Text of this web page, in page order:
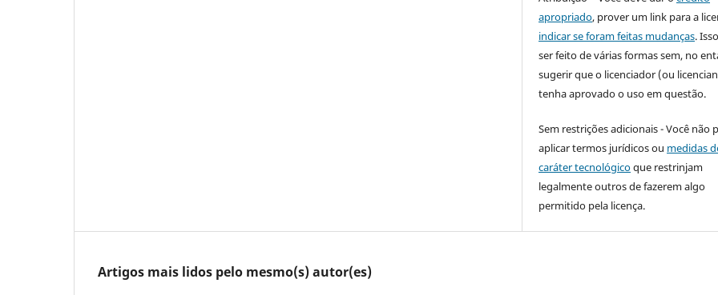
apropriado, prover um link para a
indicar se foram feitas mudanças.
ser feito de várias formas sem, no
sugerir que o licenciador (ou
tenha aprovado o uso em questão.
Sem restrições adicionais - Você não
aplicar termos jurídicos ou medidas
caráter tecnológicoque restrinjam
legalmente outros de fazerem algo
permitido pela licença.
Artigos mais lidos pelo mesmo(s) autor(es)